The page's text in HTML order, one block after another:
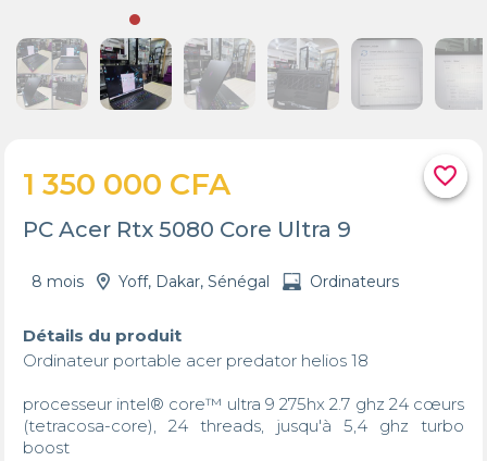
favorite_border
1 350 000 CFA
PC Acer Rtx 5080 Core Ultra 9
8 mois Yoff, Dakar, Sénégal Ordinateurs
Détails du produit
Ordinateur portable acer predator helios 18
processeur intel® core™ ultra 9 275hx 2.7 ghz 24 cœurs
(tetracosa-core), 24 threads, jusqu'à 5,4 ghz turbo
boost